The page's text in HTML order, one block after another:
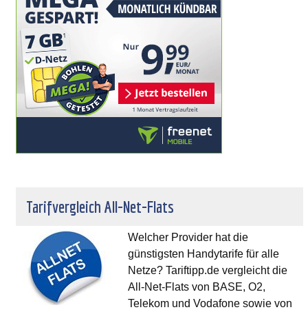
Tarifvergleich All-Net-Flats
Welcher Provider hat die
günstigsten Handytarife für alle
Netze? Tariftipp.de vergleicht die
All-Net-Flats von BASE, O2,
Telekom und Vodafone sowie von